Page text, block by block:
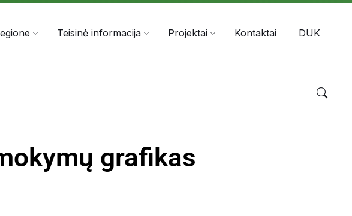
Teisinė informacija Projektai Kontaktai DUK
grafikas